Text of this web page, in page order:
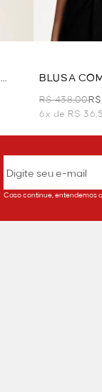
BLUSA
DECOTE -
R$ 438,00
6x de R$
Caso continue, entendemos